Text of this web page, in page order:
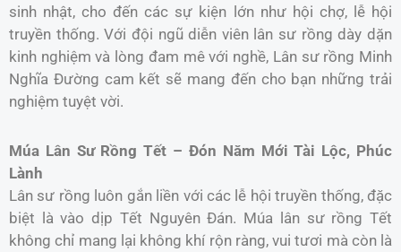
sinh nhật, cho đến các sự kiện lớn như hội chợ, lễ hội
truyền thống. Với đội ngũ diễn viên lân sư rồng dày dặn
kinh nghiệm và lòng đam mê với nghề, Lân sư rồng Minh
Nghĩa Đường cam kết sẽ mang đến cho bạn những trải
nghiệm tuyệt vời.
Múa Lân Sư Rồng Tết – Đón Năm Mới Tài Lộc, Phúc
Lành
Lân sư rồng luôn gắn liền với các lễ hội truyền thống, đặc
biệt là vào dịp Tết Nguyên Đán. Múa lân sư rồng Tết
không chỉ mang lại không khí rộn ràng, vui tươi mà còn là